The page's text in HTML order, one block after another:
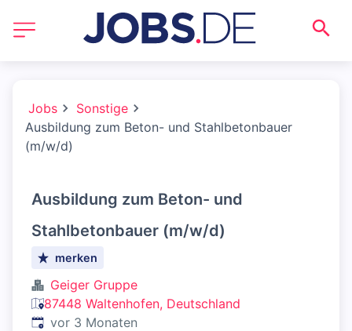
Jobs
Sonstige
Ausbildung zum Beton- und Stahlbetonbauer
(m/w/d)
Ausbildung zum Beton- und
Stahlbetonbauer (m/w/d)
merken
Geiger Gruppe
87448 Waltenhofen, Deutschland
Veröffentlicht:
vor 3 Monaten